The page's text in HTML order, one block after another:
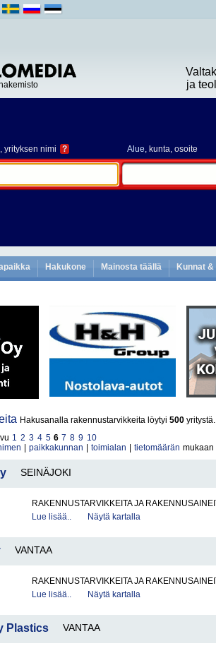
ja
yrityksen nimi ? Alue, kunta, osoite
Hakukone Mainosta täällä Kunnat
Hakusanalla rakennustarvikkeita löytyi 500
1 2 3 4 5 6 7 8 9 10
paikkakunnan toimialan tietomäärän mukaan
SEINÄJOKI
RAKENNUSTARVIKKEITA JA
Lue lisää..
Näytä kartalla
VANTAA
RAKENNUSTARVIKKEITA JA
Lue lisää..
Näytä kartalla
Plastics VANTAA